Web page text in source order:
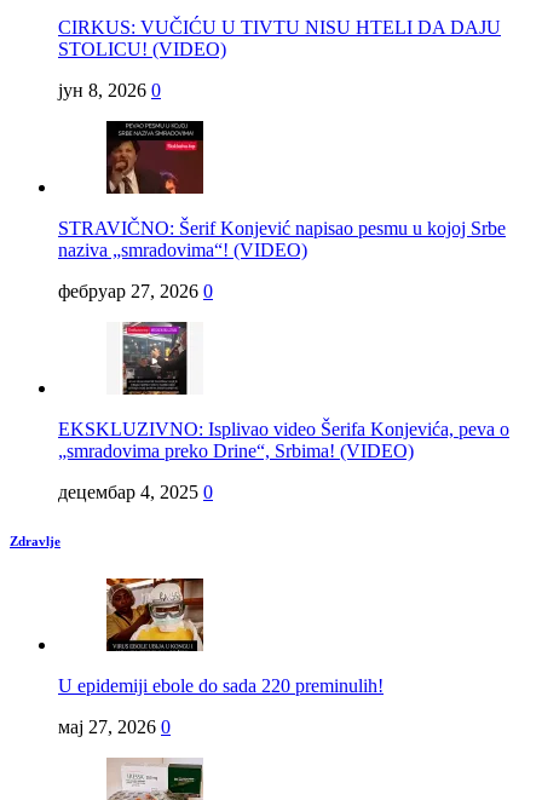
CIRKUS: VUČIĆU U TIVTU NISU HTELI DA DAJU
STOLICU! (VIDEO)
јун 8, 2026 0
STRAVIČNO: Šerif Konjević napisao pesmu u kojoj Srbe
naziva „smradovima“! (VIDEO)
фебруар 27, 2026 0
EKSKLUZIVNO: Isplivao video Šerifa Konjevića, peva o
„smradovima preko Drine“, Srbima! (VIDEO)
децембар 4, 2025 0
Zdravlje
U epidemiji ebole do sada 220 preminulih!
мај 27, 2026 0